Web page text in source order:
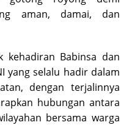
aman, damai, dan
kehadiran Babinsa dan
yang selalu hadir dalam
dengan terjalinnya
hubungan antara
bersama warga